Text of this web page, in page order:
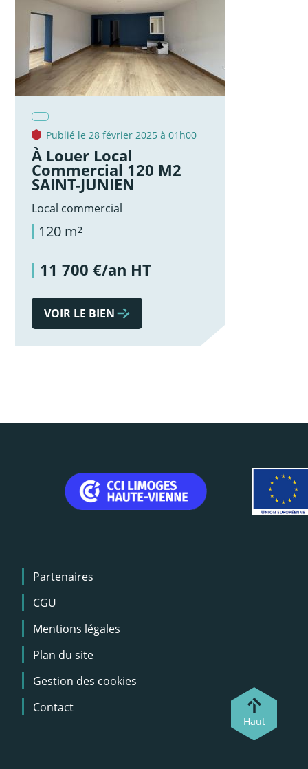
Publié le 28 février 2025 à 01h00
À Louer Local
Commercial 120 M2
SAINT-JUNIEN
Local commercial
120 m²
11 700 €/an HT
VOIR LE BIEN
Menu
Pied
de
page
Partenaires
CGU
Mentions légales
Plan du site
Gestion des cookies
Contact
Haut